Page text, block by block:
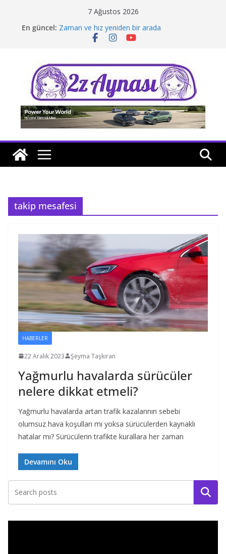
7 Ağustos 2026
En güncel: Zaman ve hız yeniden bir arada
Borusan Next Bodrum’da açıldı
Tatil rotasında test sürüşü
takip mesafesi
HABERLER
22 Aralık 2023 Şeyma Taşkıran
Yağmurlu havalarda sürücüler
nelere dikkat etmeli?
Yağmurlu havalarda artan trafik kazalarının sebebi
olumsuz hava koşulları mı yoksa sürücülerden kaynaklı
hatalar mı? Sürücülerin trafikte kurallara her zaman
Devamını Oku
Ara